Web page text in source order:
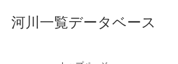
河川一覧データベース